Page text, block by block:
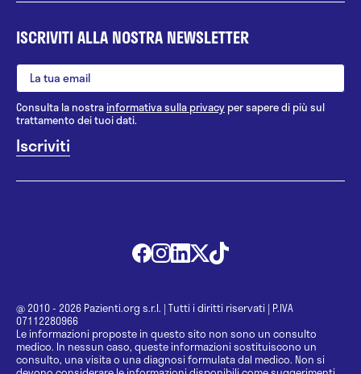
ISCRIVITI ALLA NOSTRA NEWSLETTER
Consulta la nostrainformativa sulla privacy per sapere di più sul
trattamento dei tuoi dati.
@ 2010 - 2026 Pazienti.org s.r.l. | Tutti i diritti riservati | P.IVA
07112280966
Le informazioni proposte in questo sito non sono un consulto
medico. In nessun caso, queste informazioni sostituiscono un
consulto, una visita o una diagnosi formulata dal medico. Non si